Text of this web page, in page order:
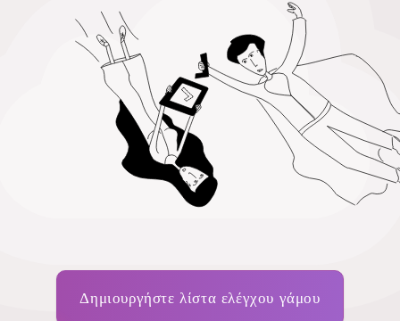
Δημιουργήστε λίστα ελέγχου γάμου